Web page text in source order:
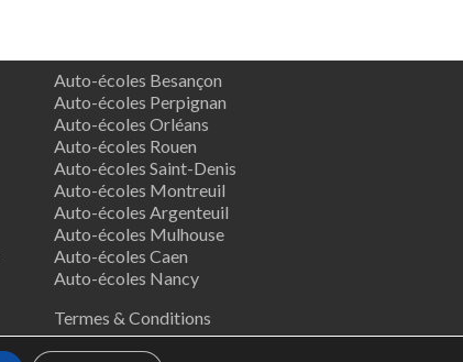
Auto-écoles Besançon
Auto-écoles Perpignan
Auto-écoles Orléans
Auto-écoles Rouen
Auto-écoles Saint-Denis
Auto-écoles Montreuil
Auto-écoles Argenteuil
Auto-écoles Mulhouse
Auto-écoles Caen
Auto-écoles Nancy
Termes & Conditions